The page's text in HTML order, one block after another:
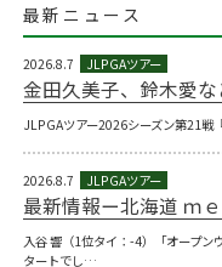
最新ニュース
2026.8.7
金田久美子、鈴木愛
JLPGAツアー2026シーズン第21
2026.8.7
最新情報ー北海道 ｍ
入谷 響（1位タイ：-4）「オープン
タートでし…